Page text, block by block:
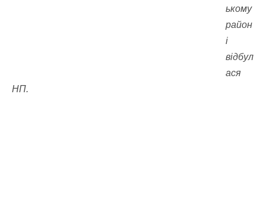
ькому
район
і
відбул
ася
НП.